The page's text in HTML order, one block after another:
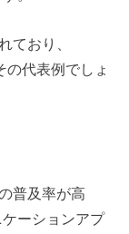
ており、
の代表例でしょ
普及率が高
ーションアプ